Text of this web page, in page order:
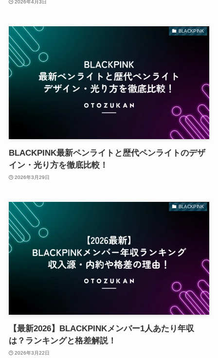
2026年4月3日
BLACKPINK
BLACKPINK最新ペンライトと歴代ペンライトのデザ
イン・光り方を徹底比較！
2026年3月29日
BLACKPINK
【最新2026】BLACKPINKメンバー1人あたり年収
は？ランキングと格差解説！
2026年3月22日